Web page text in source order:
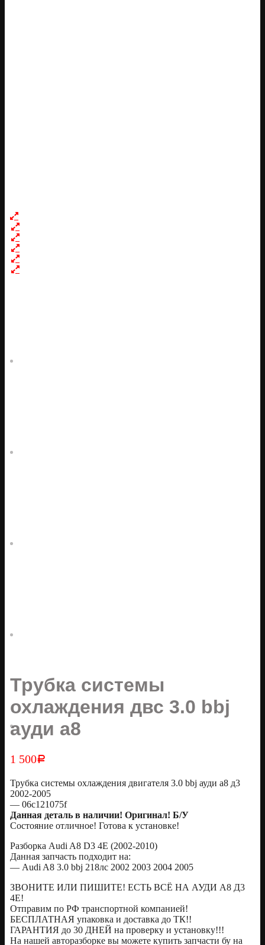
Трубка системы
охлаждения двс 3.0 bbj
ауди а8
1 500Р
Трубка системы охлаждения двигателя 3.0 bbj ауди а8 д3
2002-2005
— 06c121075f
Данная деталь в наличии! Оригинал! Б/У
Состояние отличное! Готова к установке!
Разборка Audi A8 D3 4E (2002-2010)
Данная запчасть подходит на:
— Audi A8 3.0 bbj 218лс 2002 2003 2004 2005
ЗВОНИТЕ ИЛИ ПИШИТЕ! ЕСТЬ ВСЁ НА АУДИ А8 Д3
4Е!
Отправим по РФ транспортной компанией!
БЕСПЛАТНАЯ упаковка и доставка до ТК!!
ГАРАНТИЯ до 30 ДНЕЙ на проверку и установку!!!
На нашей авторазборке вы можете купить запчасти бу на